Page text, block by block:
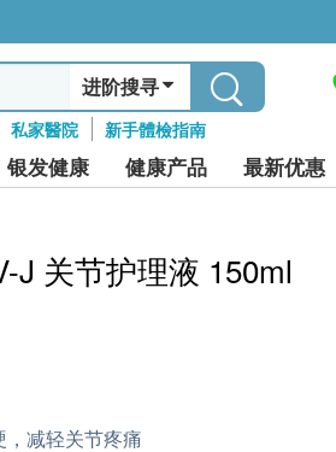
进阶搜寻
私家醫院 新手體檢指南
银发健康 健康产品 最新优惠
J 关节护理液 150ml
减轻关节疼痛